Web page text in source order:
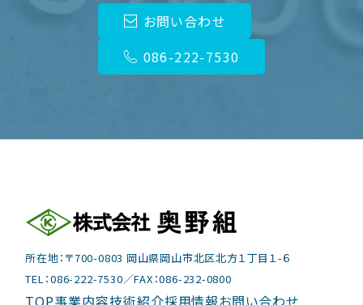
お問い合わせ
086-222-7530
所在地：〒700-0803 岡山県岡山市北区北方１丁目１-６
TEL：086-222-7530／FAX：086-232-0800
TOP事業内容技術紹介採用情報お問い合わせ